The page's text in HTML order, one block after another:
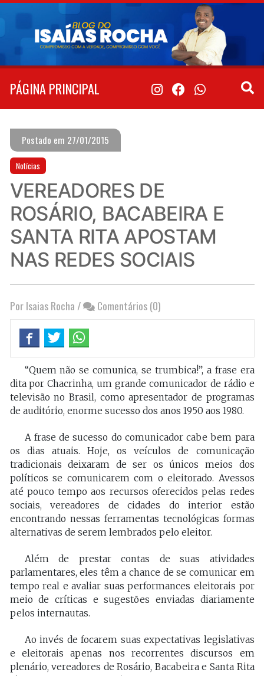
Pular
conteúdo
PÁGINA PRINCIPAL
Postado em 27/01/2015
Notícias
VEREADORES DE
ROSÁRIO, BACABEIRA E
SANTA RITA APOSTAM
NAS REDES SOCIAIS
Por Isaias Rocha / Comentários (0)
“Quem não se comunica, se trumbica!”, a frase era
dita por Chacrinha, um grande comunicador de rádio e
televisão no Brasil, como apresentador de programas
de auditório, enorme sucesso dos anos 1950 aos 1980.
A frase de sucesso do comunicador cabe bem para
os dias atuais. Hoje, os veículos de comunicação
tradicionais deixaram de ser os únicos meios dos
políticos se comunicarem com o eleitorado. Avessos
até pouco tempo aos recursos oferecidos pelas redes
sociais, vereadores de cidades do interior estão
encontrando nessas ferramentas tecnológicas formas
alternativas de serem lembrados pelo eleitor.
Além de prestar contas de suas atividades
parlamentares, eles têm a chance de se comunicar em
tempo real e avaliar suas performances eleitorais por
meio de críticas e sugestões enviadas diariamente
pelos internautas.
Ao invés de focarem suas expectativas legislativas
e eleitorais apenas nos recorrentes discursos em
plenário, vereadores de Rosário, Bacabeira e Santa Rita